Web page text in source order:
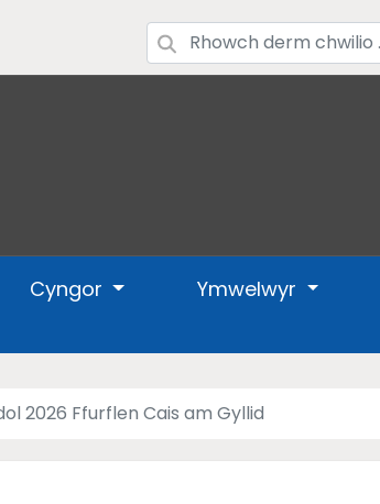
Cyngor Ymwelwyr
2026 Ffurflen Cais am Gyllid